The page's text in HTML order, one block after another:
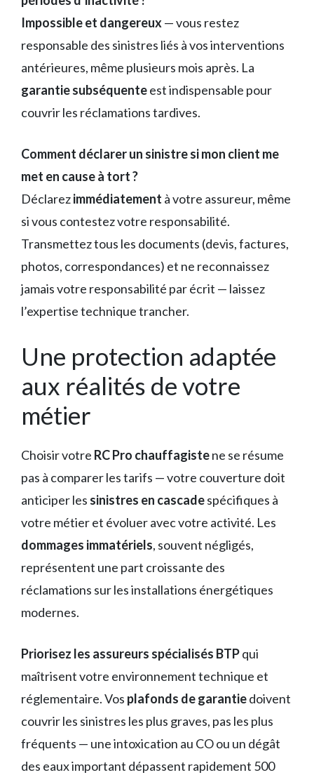
Impossible et dangereux— vous restez
responsable des sinistres liés à vos interventions
antérieures, même plusieurs mois après. La
garantie subséquenteest indispensable pour
couvrir les réclamations tardives.
Comment déclarer un sinistre si mon client me
met en cause à tort ?
Déclarezimmédiatement à votre assureur, même
si vous contestez votre responsabilité.
Transmettez tous les documents (devis, factures,
photos, correspondances) et ne reconnaissez
jamais votre responsabilité par écrit — laissez
l’expertise technique trancher.
Une protection adaptée
aux réalités de votre
métier
Choisir votre RC Pro chauffagistene se résume
pas à comparer les tarifs — votre couverture doit
anticiper les sinistres en cascadespécifiques à
votre métier et évoluer avec votre activité. Les
dommages immatériels, souvent négligés,
représentent une part croissante des
réclamations sur les installations énergétiques
modernes.
Priorisez les assureurs spécialisés BTPqui
maîtrisent votre environnement technique et
réglementaire. Vos plafonds de garantiedoivent
couvrir les sinistres les plus graves, pas les plus
fréquents — une intoxication au CO ou un dégât
des eaux important dépassent rapidement 500